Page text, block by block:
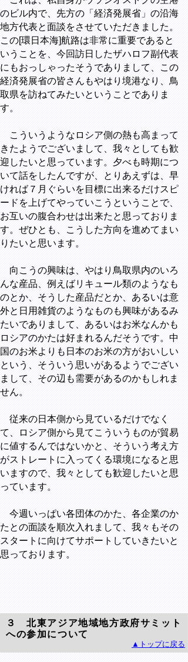
のビル内で、先方の「経済発展省」の沿海
地方代表と面談をさせていただきました。
この[環日本海]航路は非常に重要であると
いうことを、今回訪日したザハロフ副代表
にもおっしゃったそうでありまして、この
経済発展省の皆さんもやはり境港なり、鳥
取県を訪ねてみたいということでありま
す。
こういうようなロシア側の熱も高まって
きたようでございまして、我々としても歓
迎したいと思っています。夕べも時期につ
いて話をしたんですが、とりあえずは、早
ければ７月ぐらいを目標に出来るだけスピ
ードを上げてやっていこうということで、
お互いの腹合わせは出来たと思っておりま
す。ぜひとも、こうした方向を進めてまい
りたいと思います。
向こうの興味は、やはり鳥取県内のいろ
んな産品、例えばリキュール類のようなも
のとか、そうした産品だとか、あるいは意
外と日用雑貨のようなものも興味があるみ
たいでありまして、あるいはお米なんかも
ロシアのかたは好まれるんだそうです。中
国のお米よりも日本のお米の方がおいしい
という、そういう思いがあるようでござい
まして、その辺も需要があるのかもしれま
せん。
従来の日本側から見ているだけでなく
て、ロシア側から見てこういうものが貿易
に値するんではないかと、そういう考え方
がストレートに入ってくる環境になると思
いますので、我々としても歓迎したいと思
っています。
今週いっぱい各団体のかた、各企業のか
たとの面談を順次入れまして、我々もその
スタートに向けてサポートしていきたいと
思っております。
３ 北東アジア地域地方政府サミット
への参加について
▲トップに戻る